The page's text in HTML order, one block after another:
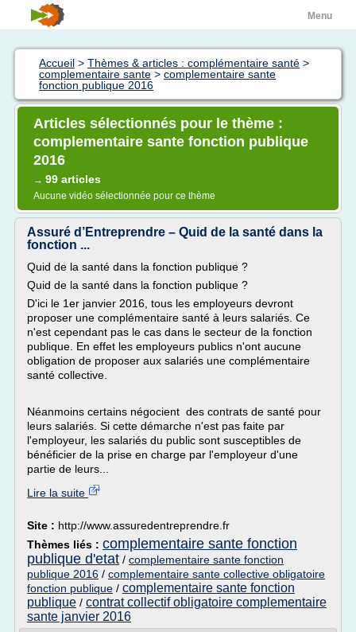
Menu
Accueil > Thèmes & articles : complémentaire santé >
complementaire sante > complementaire sante
fonction publique 2016
Articles sélectionnés pour le thème :
complementaire sante fonction publique
2016
→ 99 articles
Aucune vidéo sélectionnée pour ce thème
Assuré d’Entreprendre – Quid de la santé dans la
fonction ...
Quid de la santé dans la fonction publique ?
Quid de la santé dans la fonction publique ?
D'ici le 1er janvier 2016, tous les employeurs devront
proposer une complémentaire santé à leurs salariés. Ce
n'est cependant pas le cas dans le secteur de la fonction
publique. En effet les employeurs publics n'ont aucune
obligation de proposer aux salariés une complémentaire
santé collective.
Néanmoins certains négocient des contrats de santé pour
leurs salariés. Si cette démarche n'est pas faite par
l'employeur, les salariés du public sont susceptibles de
bénéficier de la prise en charge par l'employeur d'une
partie de leurs...
Lire la suite
Site : http://www.assuredentreprendre.fr
Thèmes liés : complementaire sante fonction
publique d'etat / complementaire sante fonction
publique 2016 / complementaire sante collective obligatoire
fonction publique / complementaire sante fonction
publique / contrat collectif obligatoire complementaire
sante janvier 2016